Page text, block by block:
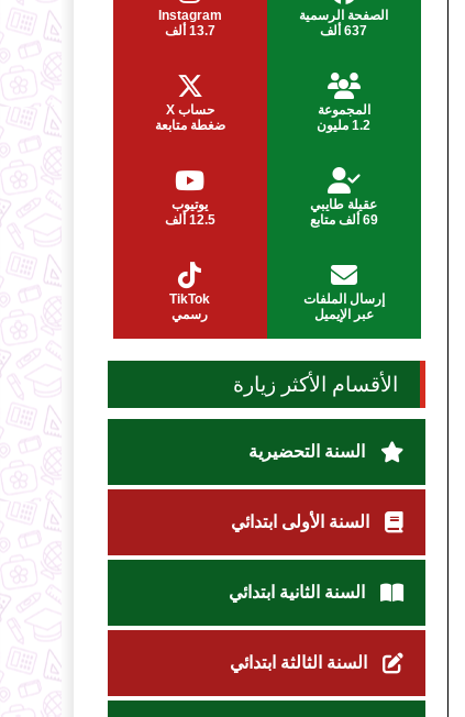
الصفحة الرسمية
637 ألف
Instagram
13.7 ألف
المجموعة
1.2 مليون
حساب X
ضغطة متابعة
عقيلة طايبي
69 ألف متابع
يوتيوب
12.5 ألف
إرسال الملفات
عبر الإيميل
TikTok
رسمي
الأقسام الأكثر زيارة
السنة التحضيرية
السنة الأولى ابتدائي
السنة الثانية ابتدائي
السنة الثالثة ابتدائي